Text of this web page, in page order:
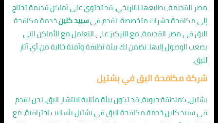
مصر القديمة، بطابعها التاريخي، قد تحتوي على أماكن قديمة تحتاج
إلى مكافحة حشرات متخصصة. نقدم فيسبيد كلينخدمة مكافحة
البق في مصر القديمة، مع التركيز على التعامل مع الأماكن التي
يصعب الوصول إليها. نضمن لك بيئة نظيفة وآمنة خالية من أي آثار
للبق.
شركة مكافحة البق في بشتيل
بشتيل، كمنطقة حيوية، قد تكون بيئة مثالية لانتشار البق. نحن نقدم
في سبيد كلين خدمة مكافحة البق في بشتيل بأساليب احترافية، مع